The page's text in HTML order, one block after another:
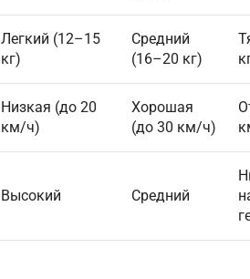
Легкий (12–15
кг)
Средний
(16–20 кг)
Низкая (до 20
км/ч)
Хорошая
(до 30 км/ч)
Высокий Средний